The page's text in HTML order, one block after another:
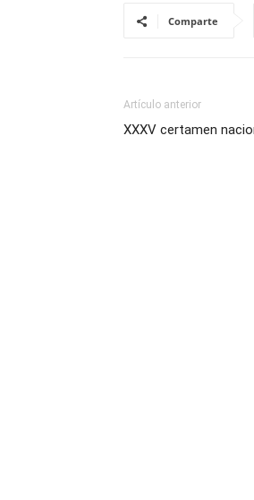
Comparte
Artículo anterior
XXXV certamen